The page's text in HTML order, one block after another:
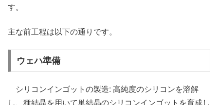
す。
主な前工程は以下の通りです。
ウェハ準備
シリコンインゴットの製造: 高純度のシリコンを溶解
し、種結晶を用いて単結晶のシリコンインゴットを育成し